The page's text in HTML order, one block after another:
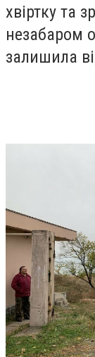
хвіртку та
незабаром
залишила